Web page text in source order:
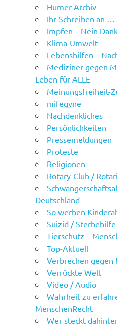
Humer-Archiv
Ihr Schreiben an …
Impfen – Nein
Klima-Umwelt
Lebenshilfen –
Mediziner gegen
Leben für ALLE
Meinungsfreiheit-
mifegyne
Nachdenkliches
Persönlichkeiten
Pressemeldungen
Proteste
Religionen
Rotary-Club /
Deutschland
So werben
Suizid /
Tierschutz –
Top-Aktuell
Verbrechen gegen
Verrückte Welt
Video / Audio
Wahrheit zu
MenschenRecht
Wer steckt